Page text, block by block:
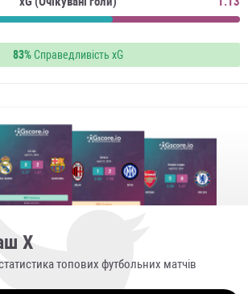
83%Справедливість xG
X
топових футбольних матчів